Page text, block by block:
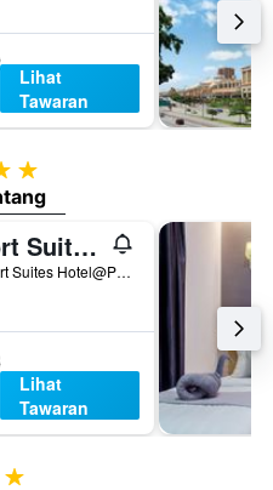
Lihat
Tawaran
3 bintang
Resort Suites at Bandar Sunway
B1,Resort Suites Hotel@Pyramidtower East, Petaling Jaya, Malaysia
Lihat
Tawaran
2 bintang